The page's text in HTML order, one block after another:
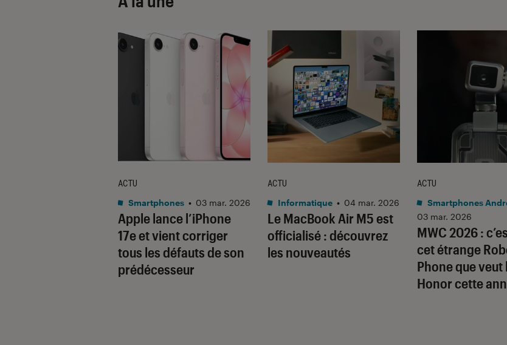
Apple lance l’iPhone
17e et vient corriger
tous les défauts de son
prédécesseur
ACTU
Smartphones • 03 mar. 2026
Le MacBook Air M5 est
officialisé : découvrez
les nouveautés
ACTU
Informatique • 04 mar. 2026
MWC 2026 :
cet étrange
Phone que veut
Honor cette
ACTU
Smartphones
03 mar. 2026